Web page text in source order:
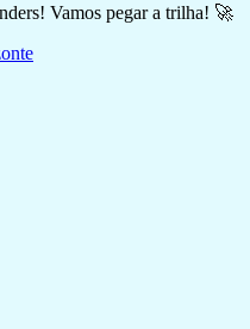
Vamos pegar a trilha! 🚀